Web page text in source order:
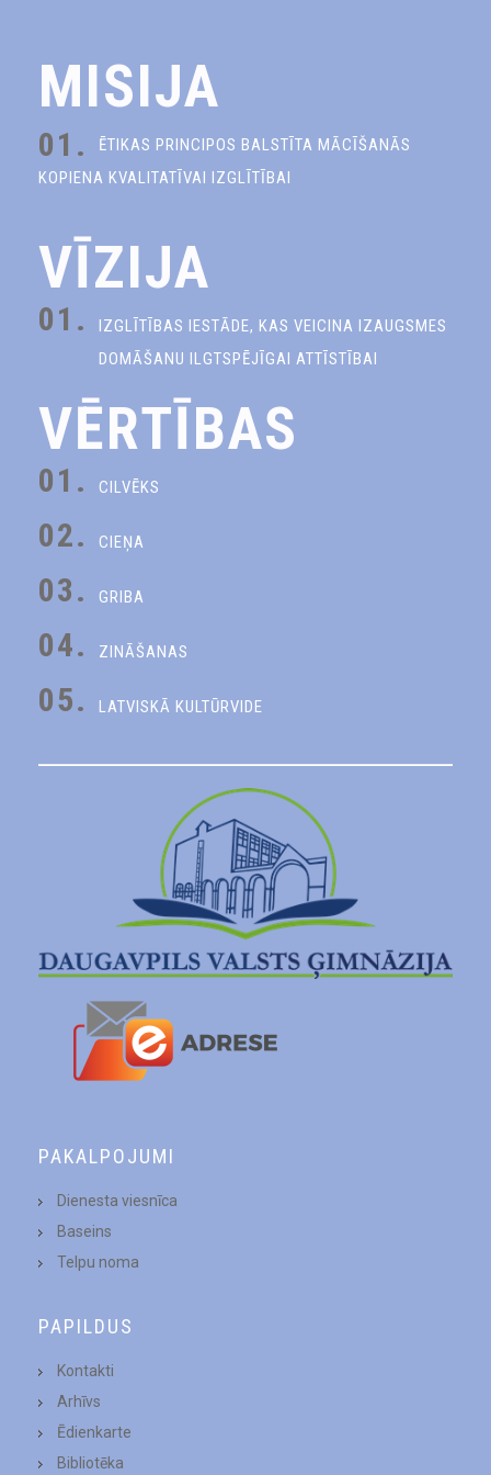
MISIJA
01.
ĒTIKAS PRINCIPOS BALSTĪTA MĀCĪŠANĀS
KOPIENA KVALITATĪVAI IZGLĪTĪBAI
VĪZIJA
01.
IZGLĪTĪBAS IESTĀDE, KAS VEICINA IZAUGSMES
DOMĀŠANU ILGTSPĒJĪGAI ATTĪSTĪBAI
VĒRTĪBAS
01. CILVĒKS
02. CIEŅA
03. GRIBA
04. ZINĀŠANAS
05. LATVISKĀ KULTŪRVIDE
PAKALPOJUMI
Dienesta viesnīca
Baseins
Telpu noma
PAPILDUS
Kontakti
Arhīvs
Ēdienkarte
Bibliotēka